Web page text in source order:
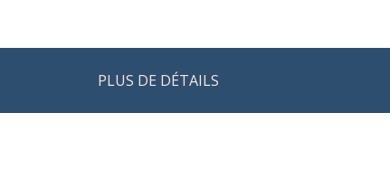
PLUS DE DÉTAILS